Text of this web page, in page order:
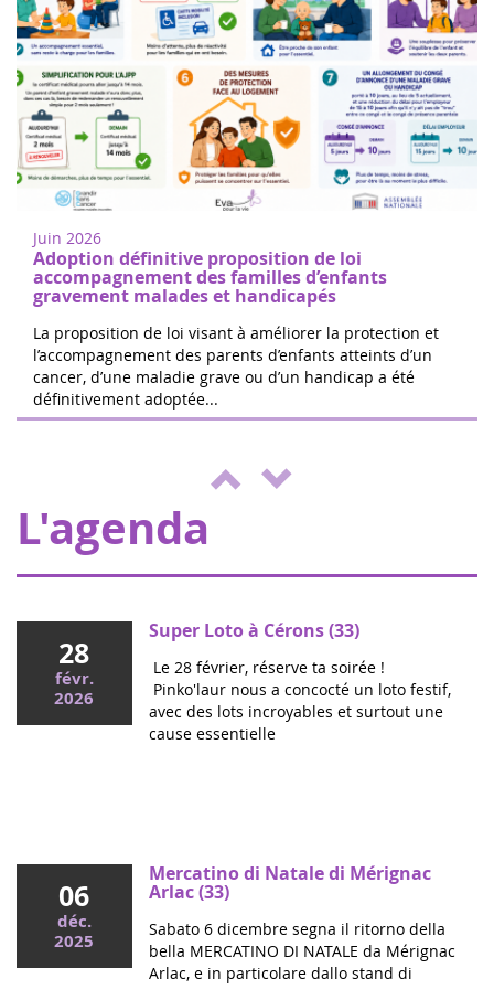
Juin 2026
Adoption définitive proposition de loi
accompagnement des familles d’enfants
gravement malades et handicapés
La proposition de loi visant à améliorer la protection et
l’accompagnement des parents d’enfants atteints d’un
cancer, d’une maladie grave ou d’un handicap a été
définitivement adoptée...
Ce mercredi, le député Vincent Thiébaut organisait avec
Grandir Sans Cancer et Eva pour la vie le colloque "Dons
de vie et lutte contre les cancers, maladies graves et
handicaps de l'enfant" à l'...
L'agenda
18
juin
2022
Donne di cuore a Nogent sur Oise
Cammina o corri per sostenere la ricerca
sul cancro infantile a Nogent-sur-Oise, a
in loco. Il 100% delle ...
04
Le 24 ore di Boissy le Cutté
Il team di Running Pour L'espoir sta
attività a beneficio di Eva pour la vie ed
ENVOL, a sostegno dei bambi...
28
févr.
2026
Super Loto à Cérons (33)
Le 28 février, réserve ta soirée !
Pinko'laur nous a concocté un loto festif,
avec des lots incroyables et surtout une
cause essentielle
06
déc.
2025
Mercatino di Natale di Mérignac
Arlac (33)
Sabato 6 dicembre segna il ritorno della
bella MERCATINO DI NATALE da Mérignac
Arlac, e in particolare dallo stand di